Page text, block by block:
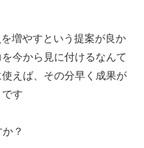
増やすという提案が良か
今から見に付けるなんて
えば、その分早く成果が
す
？